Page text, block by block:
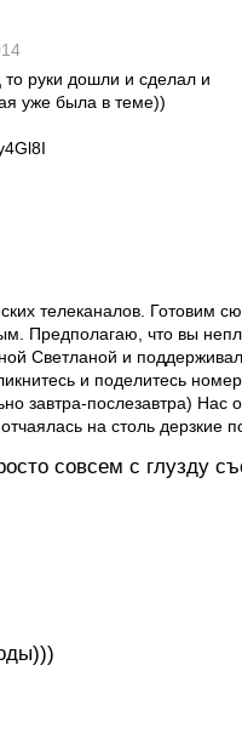
руки дошли и сделал и
уже была в теме))
телеканалов. Готовим
Предполагаю, что вы
Светланой и
и поделитесь
завтра-послезавтра) Нас
на столь дерзкие
совсем с глузду